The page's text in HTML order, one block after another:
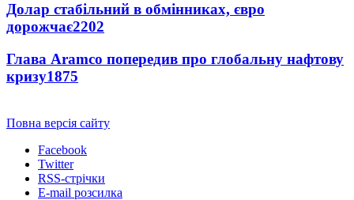
Долар стабільний в обмінниках, євро
дорожчає2202
Глава Aramco попередив про глобальну нафтову
кризу1875
Повна версія сайту
Facebook
Twitter
RSS-стрічки
E-mail розсилка